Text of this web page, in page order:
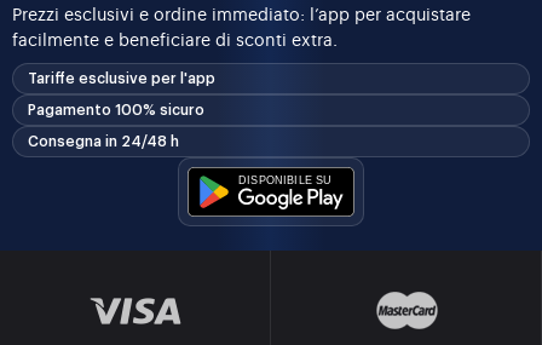
Prezzi esclusivi e ordine immediato: l’app per acquistare
facilmente e beneficiare di sconti extra.
Tariffe esclusive per l'app
Pagamento 100% sicuro
Consegna in 24/48 h